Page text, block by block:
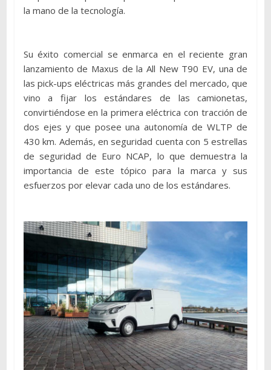
la mano de la tecnología.
Su éxito comercial se enmarca en el reciente gran
lanzamiento de Maxus de la All New T90 EV, una de
las pick-ups eléctricas más grandes del mercado, que
vino a fijar los estándares de las camionetas,
convirtiéndose en la primera eléctrica con tracción de
dos ejes y que posee una autonomía de WLTP de
430 km. Además, en seguridad cuenta con 5 estrellas
de seguridad de Euro NCAP, lo que demuestra la
importancia de este tópico para la marca y sus
esfuerzos por elevar cada uno de los estándares.